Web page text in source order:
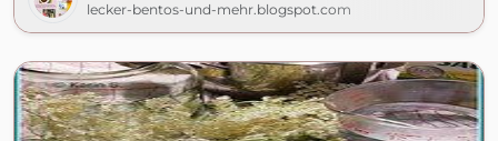
lecker-bentos-und-mehr.blogspot.com